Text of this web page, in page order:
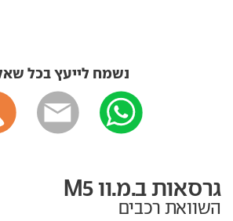
נשמח לייעץ בכל
גרסאות ב.מ.וו M5
השוואת רכבים